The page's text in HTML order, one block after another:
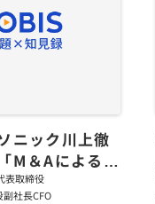
ニック川上徹
M＆Aによる事
表取締役
社長CFO